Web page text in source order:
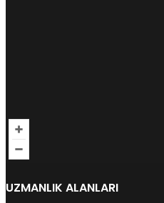
UZMANLIK ALANLARI